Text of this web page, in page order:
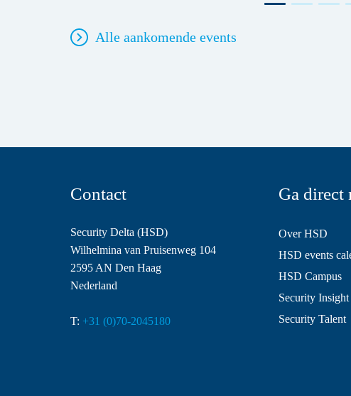
Alle aankomende events
Contact
Security Delta (HSD)
Wilhelmina van Pruisenweg 104
2595 AN Den Haag
Nederland
T: +31 (0)70-2045180
Ga direct
Over HSD
HSD events
HSD Campus
Security Insight
Security Talent